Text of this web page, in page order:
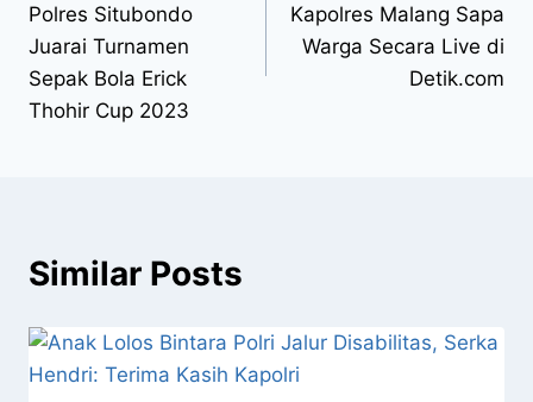
Polres Situbondo
Juarai Turnamen
Sepak Bola Erick
Thohir Cup 2023
Kapolres Malang Sapa
Warga Secara Live di
Detik.com
Similar Posts